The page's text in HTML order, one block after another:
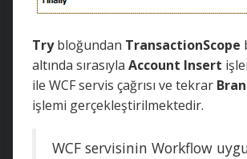
Trybloğundan TransactionScope
altında sırasıyla Account Insert
ile WCF servis çağrısı ve tekrar
işlemi gerçekleştirilmektedir.
WCF servisinin Workflow